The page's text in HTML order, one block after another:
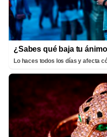
¿Sabes qué baja tu
Lo haces todos los días y afecta